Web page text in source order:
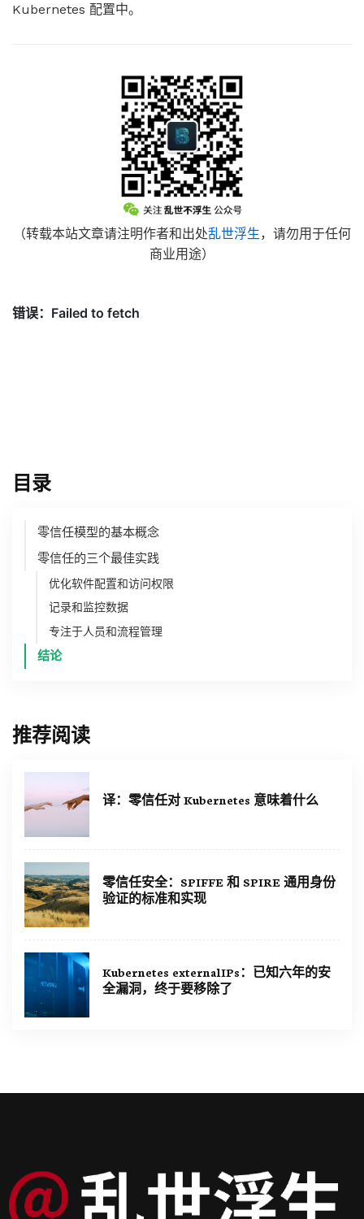
Kubernetes 配置中。
（转载本站文章请注明作者和出处乱世浮生，请勿用于任何
商业用途）
目录
零信任模型的基本概念
零信任的三个最佳实践
优化软件配置和访问权限
记录和监控数据
专注于人员和流程管理
结论
推荐阅读
译：零信任对 Kubernetes 意味着什么
零信任安全：SPIFFE 和 SPIRE 通用身份
验证的标准和实现
Kubernetes externalIPs：已知六年的安
全漏洞，终于要移除了